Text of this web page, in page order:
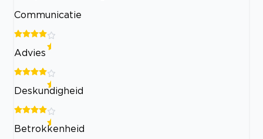
Communicatie
Advies
Deskundigheid
Betrokkenheid